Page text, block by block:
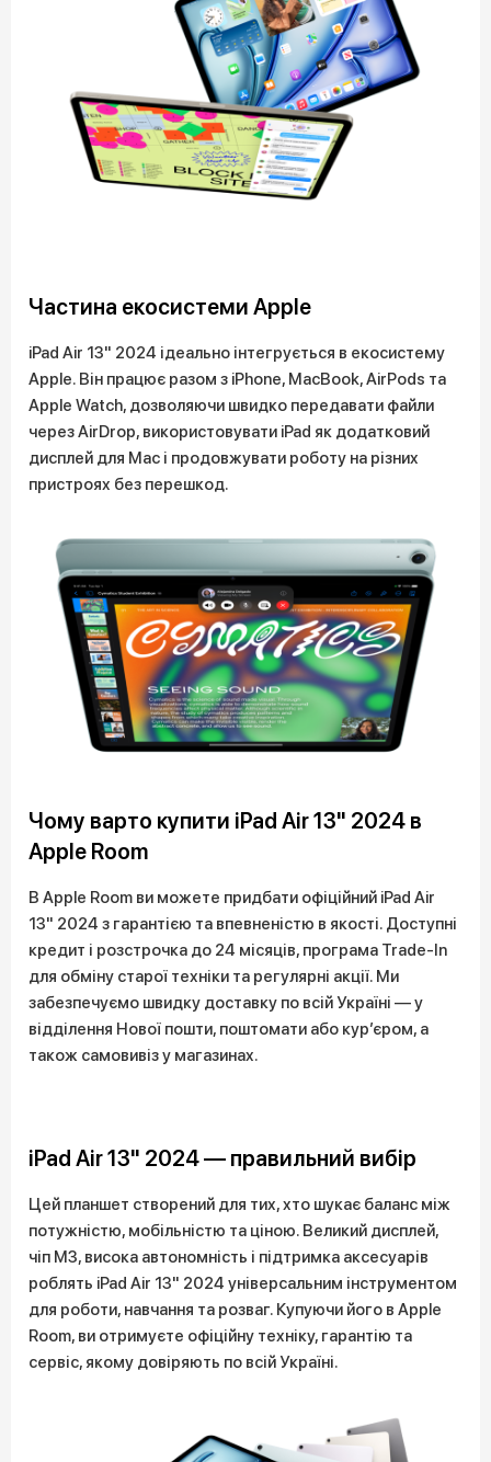
Частина екосистеми Apple
iPad Air 13" 2024 ідеально інтегрується в екосистему
Apple. Він працює разом з iPhone, MacBook, AirPods та
Apple Watch, дозволяючи швидко передавати файли
через AirDrop, використовувати iPad як додатковий
дисплей для Mac і продовжувати роботу на різних
пристроях без перешкод.
Чому варто купити iPad Air 13" 2024 в
Apple Room
В Apple Room ви можете придбати офіційний iPad Air
13" 2024 з гарантією та впевненістю в якості. Доступні
кредит і розстрочка до 24 місяців, програма Trade-In
для обміну старої техніки та регулярні акції. Ми
забезпечуємо швидку доставку по всій Україні — у
відділення Нової пошти, поштомати або кур’єром, а
також самовивіз у магазинах.
iPad Air 13" 2024 — правильний вибір
Цей планшет створений для тих, хто шукає баланс між
потужністю, мобільністю та ціною. Великий дисплей,
чіп M3, висока автономність і підтримка аксесуарів
роблять iPad Air 13" 2024 універсальним інструментом
для роботи, навчання та розваг. Купуючи його в Apple
Room, ви отримуєте офіційну техніку, гарантію та
сервіс, якому довіряють по всій Україні.